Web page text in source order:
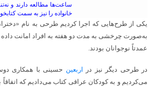
ساعت‌ها مطالعه دارند و
خانواده را نیز به سمت
یکی از طرح‌هایی که اجرا کردیم طرحی به نام
به‌صورت چرخشی به مدت دو هفته به افراد امانت
عمدتاً نوجوانان بودند.
در طرحی دیگر نیز در اربعین حسینی با همکاری
می‌کردیم و به کودکان عراقی کتاب می‌دادیم که اتفاقاً